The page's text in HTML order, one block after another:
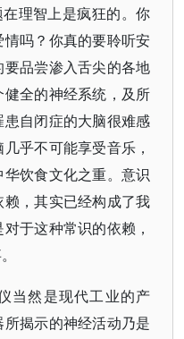
理智上是疯狂的。你
吗？你真的要聆听安
品尝渗入舌尖的各地
全的神经系统，及所
自闭症的大脑很难感
乎不可能享受音乐，
饮食文化之重。意识
，其实已经构成了我
于这种常识的依赖，
当然是现代工业的产
揭示的神经活动乃是